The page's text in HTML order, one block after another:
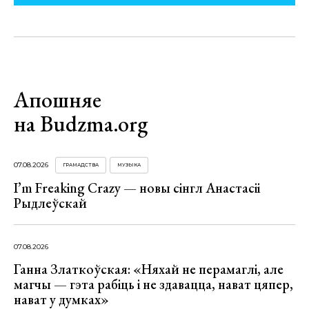
Апошняе
на Budzma.org
07.08.2026 ГРАМАДСТВА МУЗЫКА
I’m Freaking Crazy — новы сінгл Анастасіі
Рыдлеўскай
07.08.2026
Ганна Златкоўская: «Няхай не перамаглі, але
магчы — гэта рабіць і не здавацца, нават цяпер,
нават у думках»